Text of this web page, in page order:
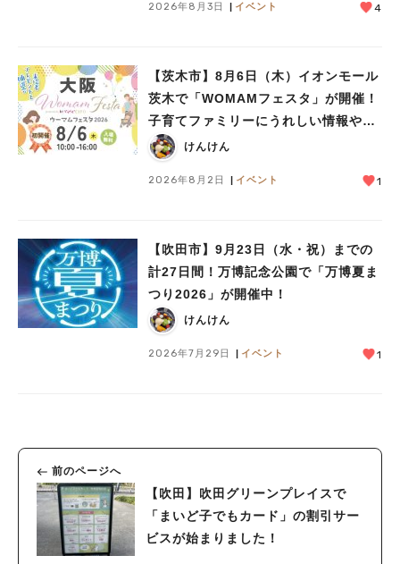
2026年8月3日 イベント 4
【茨木市】8月6日（木）イオンモール
茨木で「WOMAMフェスタ」が開催！
子育てファミリーにうれしい情報やプ
レゼントがいっぱい♪
けんけん
2026年8月2日 イベント 1
【吹田市】9月23日（水・祝）までの
計27日間！万博記念公園で「万博夏ま
つり2026」が開催中！
けんけん
2026年7月29日 イベント 1
前のページへ
【吹田】吹田グリーンプレイスで
「まいど子でもカード」の割引サー
ビスが始まりました！